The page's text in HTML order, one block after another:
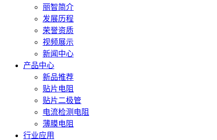
丽智简介
发展历程
荣誉资质
视频展示
新闻中心
产品中心
新品推荐
贴片电阻
贴片二极管
电流检测电阻
薄膜电阻
行业应用